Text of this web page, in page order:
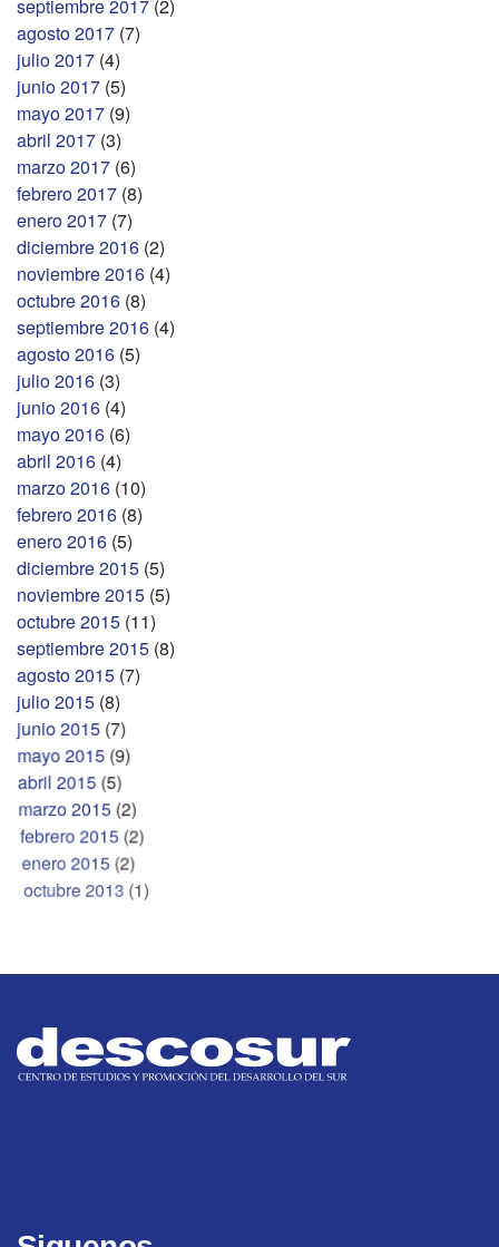
septiembre 2017 (2)
agosto 2017 (7)
julio 2017 (4)
junio 2017 (5)
mayo 2017 (9)
abril 2017 (3)
marzo 2017 (6)
febrero 2017 (8)
enero 2017 (7)
diciembre 2016 (2)
noviembre 2016 (4)
octubre 2016 (8)
septiembre 2016 (4)
agosto 2016 (5)
julio 2016 (3)
junio 2016 (4)
mayo 2016 (6)
abril 2016 (4)
marzo 2016 (10)
febrero 2016 (8)
enero 2016 (5)
diciembre 2015 (5)
noviembre 2015 (5)
octubre 2015 (11)
septiembre 2015 (8)
agosto 2015 (7)
julio 2015 (8)
junio 2015 (7)
mayo 2015 (9)
abril 2015 (5)
marzo 2015(2)
febrero 2015(2)
enero 2015(2)
octubre 2013(1)